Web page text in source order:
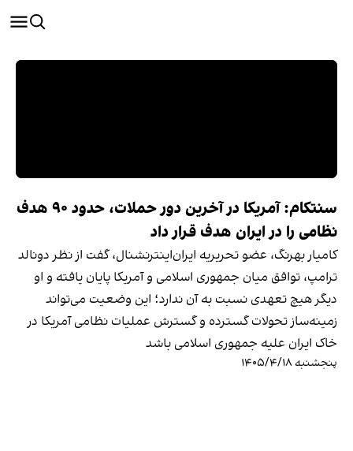
سنتکام: آمریکا در آخرین دور حملات، حدود ۹۰ هدف
نظامی را در ایران هدف قرار داد
کامیار بهرنگ، عضو تحریریه ایران‌اینترنشنال، گفت از نظر دونالد
ترامپ، توافق میان جمهوری اسلامی و آمریکا پایان یافته و او
دیگر هیچ تعهدی نسبت به آن ندارد؛ این وضعیت می‌تواند
زمینه‌ساز تحولات گسترده و گسترش عملیات نظامی آمریکا در
خاک ایران علیه جمهوری اسلامی باشد
پنجشنبه ۱۴۰۵/۴/۱۸